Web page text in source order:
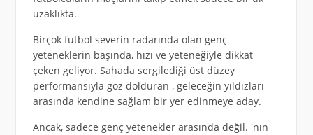
uzaklıkta.
Birçok futbol severin radarında olan genç
yeteneklerin başında, hızı ve yeteneğiyle dikkat
çeken geliyor. Sahada sergilediği üst düzey
performansıyla göz dolduran , geleceğin yıldızları
arasında kendine sağlam bir yer edinmeye aday.
Ancak, sadece genç yetenekler arasında değil. 'nın